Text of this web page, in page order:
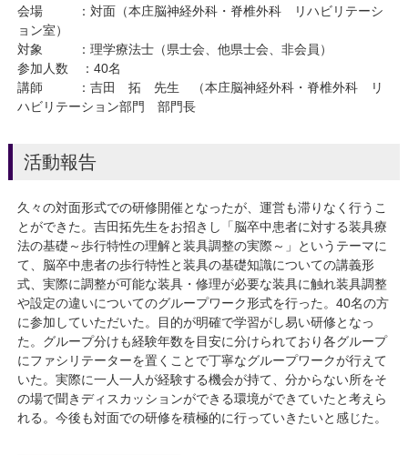
会場 ：対面（本庄脳神経外科・脊椎外科 リハビリテーシ
ョン室）
対象 ：理学療法士（県士会、他県士会、非会員）
参加人数 ：40名
講師 ：吉田 拓 先生 （本庄脳神経外科・脊椎外科 リ
ハビリテーション部門 部門長
活動報告
久々の対面形式での研修開催となったが、運営も滞りなく行うこ
とができた。吉田拓先生をお招きし「脳卒中患者に対する装具療
法の基礎～歩行特性の理解と装具調整の実際～」というテーマに
て、脳卒中患者の歩行特性と装具の基礎知識についての講義形
式、実際に調整が可能な装具・修理が必要な装具に触れ装具調整
や設定の違いについてのグループワーク形式を行った。40名の方
に参加していただいた。目的が明確で学習がし易い研修となっ
た。グループ分けも経験年数を目安に分けられており各グループ
にファシリテーターを置くことで丁寧なグループワークが行えて
いた。実際に一人一人が経験する機会が持て、分からない所をそ
の場で聞きディスカッションができる環境ができていたと考えら
れる。今後も対面での研修を積極的に行っていきたいと感じた。